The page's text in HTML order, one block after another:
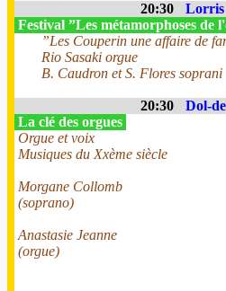
20:30
Lorris
Festival ”Les métamorphoses de
”Les Couperin une affaire de
Rio Sasaki orgue
B. Caudron et S. Flores soprani
20:30 Dol-
La clé des orgues
Orgue et voix
Musiques du Xxème siècle
Morgane Collomb
(soprano)
Anastasie Jeanne
(orgue)